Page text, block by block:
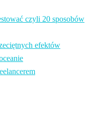
czyli 20 sposobów
efektów